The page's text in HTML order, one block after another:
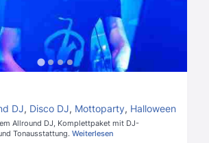
DJ, Disco DJ, Mottoparty, Halloween
Allround DJ, Komplettpaket mit DJ-
Tonausstattung. Weiterlesen